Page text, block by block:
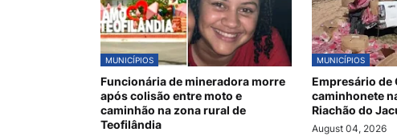
MUNICÍPIOS
Funcionária de mineradora morre
após colisão entre moto e
caminhão na zona rural de
Teofilândia
MUNICÍPIOS
Empresário de
caminhonete
Riachão do
August 04, 2026